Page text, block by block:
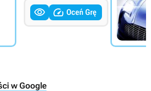
  Oceń Grę
w Google